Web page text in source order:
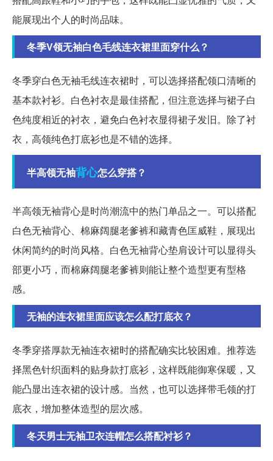
能展现出个人的时尚品味。
冬季V领无袖白色毛线连衣裙里面穿什么？
冬季穿白色无袖毛线连衣裙时，可以选择搭配领口清晰的
基本款衬衫。白色衬衣是最佳搭配，但注意选择与裙子白
色纯度相近的衬衣，避免白色衬衣显得裙子发旧。除了衬
衣，高领纯色打底衫也是不错的选择。
半高领无袖背心怎么穿搭？
半高领无袖背心是时尚潮流中的热门单品之一。可以搭配
白色无袖背心、棉麻阔腿老爹裤和藏青色匡威鞋，展现出
休闲简约的时尚风格。白色无袖背心垫肩设计可以显得头
部更小巧，而棉麻阔腿老爹裤则能让整个造型更有型格
感。
无袖的连衣裙里面应该怎么配打底衣？
冬季穿搭厚款无袖连衣裙时的搭配确实比较困难。推荐选
择黑色针织面料的贴身款打底衫，这样既能御寒保暖，又
能凸显出连衣裙的设计感。当然，也可以选择带毛领的打
底衣，增加整体造型的层次感。
冬天男士无袖卫衣连帽怎么搭配衬衫？